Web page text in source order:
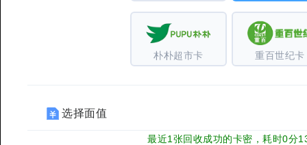
朴朴超市卡 重百世纪卡
选择面值
最近1张回收成功的卡密，耗时0分